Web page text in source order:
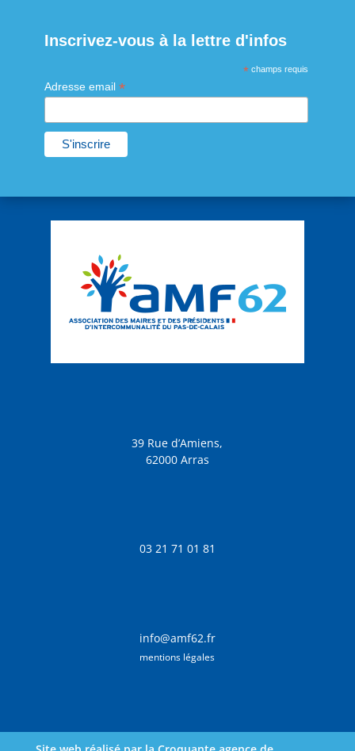
Inscrivez-vous à la lettre d'infos
* champs requis
Adresse email *
39 Rue d’Amiens,
62000 Arras
03 21 71 01 81
info@amf62.fr
mentions légales